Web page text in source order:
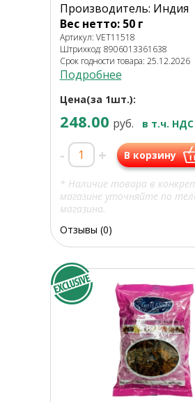
Производитель: Индия
Вес нетто: 50 г
Артикул: VET11518
Штрихкод: 8906013361638
Срок годности товара: 25.12.2026
Подробнее
Цена(за 1шт.):
248.00 руб. в т.ч. НДС
- + В корзину
* Наличие товара в
магазине уточняйте по
магазина.
Отзывы (0)